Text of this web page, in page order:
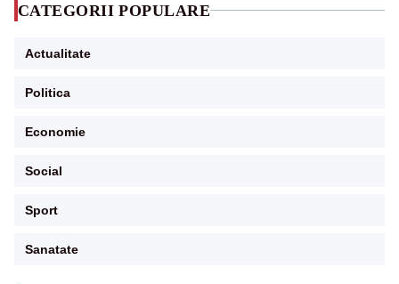
CATEGORII POPULARE
Actualitate
Politica
Economie
Social
Sport
Sanatate